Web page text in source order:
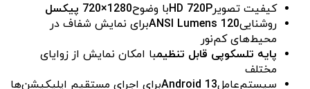
کیفیت تصویرHD 720Pبا وضوح1280×720 پیکسل
روشنایی120 ANSI Lumens
برای نمایش شفاف در
محیط‌های کم‌نور
پایه تلسکوپی قابل تنظیمبا امکان نمایش از زوایای
مختلف
سیستم‌عاملAndroid 13برای اجرای مستقیم اپلیکیشن‌ها